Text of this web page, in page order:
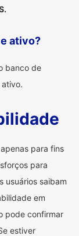
ativo?
banco de
ativo.
para fins
para
usuários saibam
em
pode confirmar
estiver